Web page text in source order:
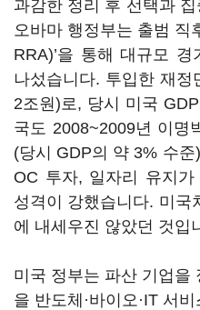
과감한 정리 후 선택과
오바마 행정부는 출범 직
RRA)’을 통해 대규모 경
나섰습니다. 투입한 재
2조원)로, 당시 미국
국도 2008~2009년 이명
(당시 GDP의 약 3% 수
OC 투자, 일자리 유지가
성격이 강했습니다. 미국
에 내세우진 않았던 것입
미국 정부는 파산 기업을
을 반도체·바이오·IT 서